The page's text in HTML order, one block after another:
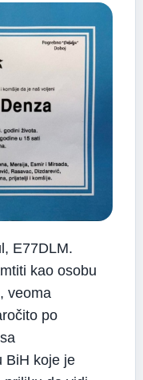
E77DLM.
kao osobu
veoma
po
BiH koje je